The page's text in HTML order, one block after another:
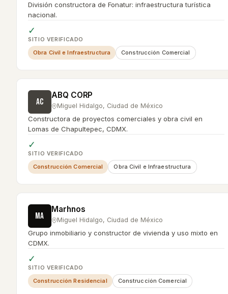
División constructora de Fonatur: infraestructura turística
nacional.
✓
SITIO VERIFICADO
Obra Civil e Infraestructura Construcción Comercial
AC
ABQ CORP
Miguel Hidalgo, Ciudad de México
Constructora de proyectos comerciales y obra civil en
Lomas de Chapultepec, CDMX.
✓
SITIO VERIFICADO
Construcción Comercial Obra Civil e Infraestructura
MA
Marhnos
Miguel Hidalgo, Ciudad de México
Grupo inmobiliario y constructor de vivienda y uso mixto en
CDMX.
✓
SITIO VERIFICADO
Construcción Residencial Construcción Comercial